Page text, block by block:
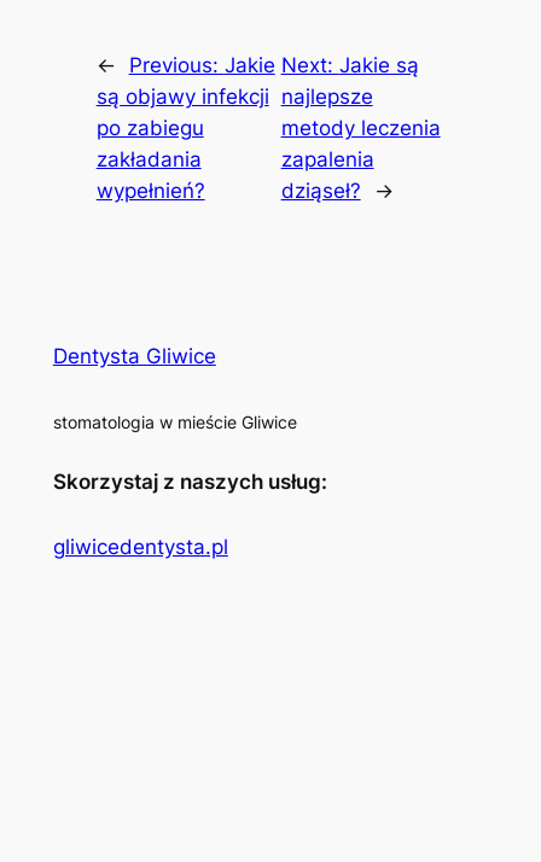
← Previous: Jakie
są objawy infekcji
po zabiegu
zakładania
wypełnień?
Next: Jakie są
najlepsze
metody leczenia
zapalenia
dziąseł?
→
Dentysta Gliwice
stomatologia w mieście Gliwice
Skorzystaj z naszych usług:
gliwicedentysta.pl